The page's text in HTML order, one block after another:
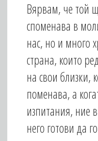
Вярвам, че той
споменава в
нас, но и много
страна, които
на свои близки,
поменава, а
изпитания, ние
него готови да